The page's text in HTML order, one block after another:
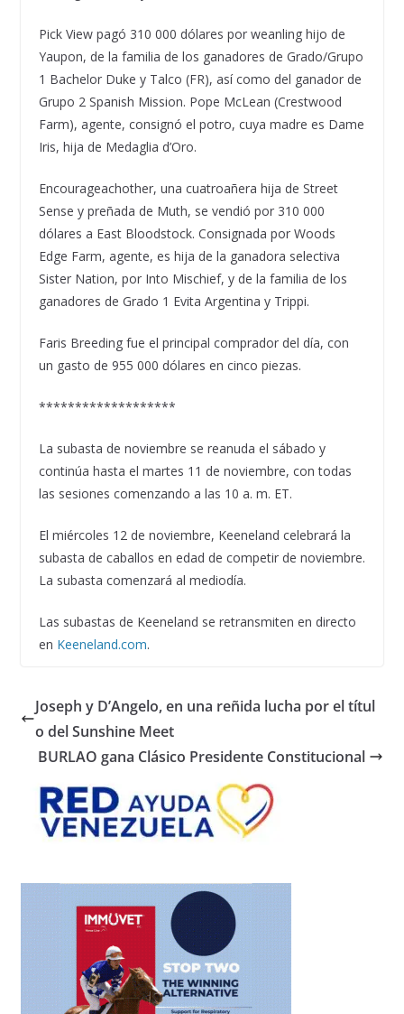
Pick View pagó 310 000 dólares por weanling hijo de
Yaupon, de la familia de los ganadores de Grado/Grupo
1 Bachelor Duke y Talco (FR), así como del ganador de
Grupo 2 Spanish Mission. Pope McLean (Crestwood
Farm), agente, consignó el potro, cuya madre es Dame
Iris, hija de Medaglia d’Oro.
Encourageachother, una cuatroañera hija de Street
Sense y preñada de Muth, se vendió por 310 000
dólares a East Bloodstock. Consignada por Woods
Edge Farm, agente, es hija de la ganadora selectiva
Sister Nation, por Into Mischief, y de la familia de los
ganadores de Grado 1 Evita Argentina y Trippi.
Faris Breeding fue el principal comprador del día, con
un gasto de 955 000 dólares en cinco piezas.
*******************
La subasta de noviembre se reanuda el sábado y
continúa hasta el martes 11 de noviembre, con todas
las sesiones comenzando a las 10 a. m. ET.
El miércoles 12 de noviembre, Keeneland celebrará la
subasta de caballos en edad de competir de noviembre.
La subasta comenzará al mediodía.
Las subastas de Keeneland se retransmiten en directo
en Keeneland.com.
Joseph y D’Angelo, en una reñida lucha por el títul
o del Sunshine Meet
BURLAO gana Clásico Presidente Constitucional